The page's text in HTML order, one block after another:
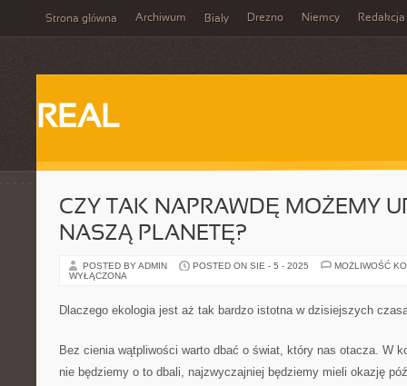
Strona główna Archiwum Biały Drezno Niemcy Redakcja
REAL
CZY TAK NAPRAWDĘ MOŻEMY
NASZĄ PLANETĘ?
POSTED BY ADMIN POSTED ON SIE - 5 - 2025
MOŻLIWOŚĆ
WYŁĄCZONA
Dlaczego ekologia jest aż tak bardzo istotna w dzisiejszych
Bez cienia wątpliwości warto dbać o świat, który nas otacza. W
nie będziemy o to dbali, najzwyczajniej będziemy mieli okazję